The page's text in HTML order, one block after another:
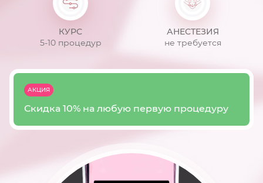
КУРС
5-10 процедур
АНЕСТЕЗИЯ
не требуется
АКЦИЯ
Скидка 10% на любую первую процедуру